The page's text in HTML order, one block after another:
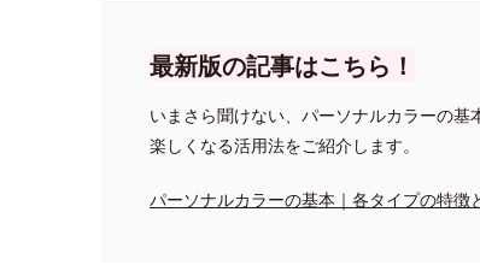
最新版の記事はこちら！
いまさら聞けない、パーソナルカラーの
楽しくなる活用法をご紹介します。
パーソナルカラーの基本｜各タイプの特徴